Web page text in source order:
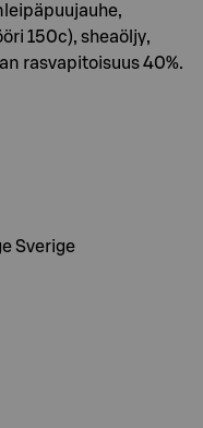
150c), sheaöljy,
rasvapitoisuus 40%.
Sverige